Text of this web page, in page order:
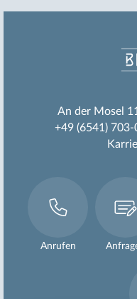
An der Mosel
+49 (6541) 703-
Anrufen